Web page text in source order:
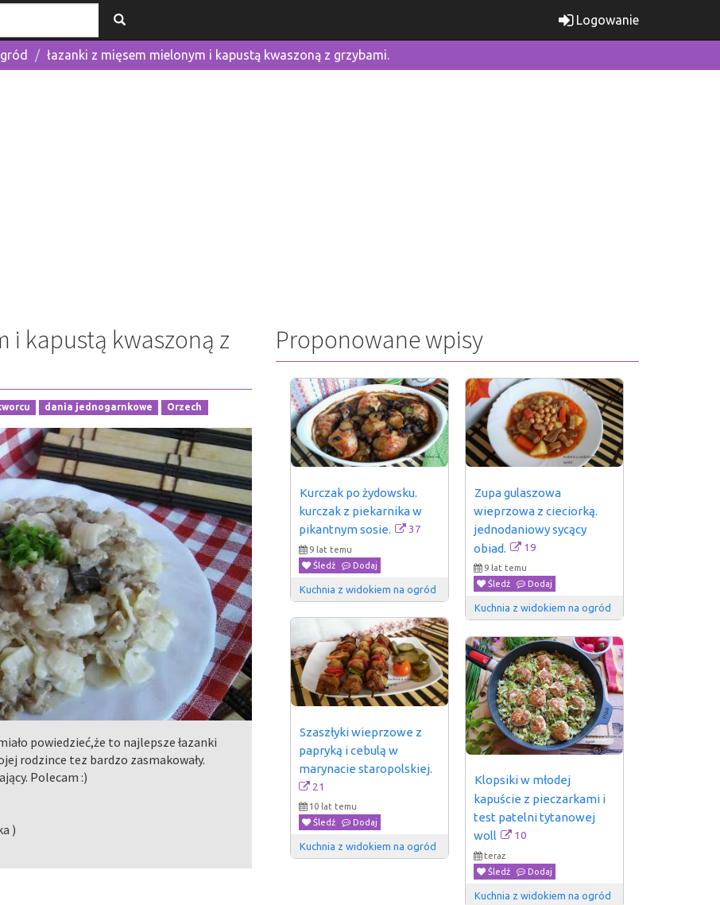
Logowanie
łazanki z mięsem mielonym i kapustą kwaszoną z grzybami.
i kapustą kwaszoną z
dania jednogarnkowe Orzech
powiedzieć,że to najlepsze łazanki
rodzince tez bardzo zasmakowały.
Polecam :)
)
Proponowane wpisy
Kurczak po żydowsku.
kurczak z piekarnika w
pikantnym sosie.
37
9 lat temu
Śledź
Dodaj
Kuchnia z widokiem na ogród
Zupa gulaszowa
wieprzowa z cieciorką.
jednodaniowy sycący
obiad.
19
9 lat temu
Śledź
Dodaj
Kuchnia z widokiem na ogród
Szaszłyki wieprzowe z
papryką i cebulą w
marynacie staropolskiej.
21
10 lat temu
Śledź
Dodaj
Kuchnia z widokiem na ogród
Klopsiki w młodej
kapuście z pieczarkami i
test patelni tytanowej
woll
10
teraz
Śledź
Dodaj
Kuchnia z widokiem na ogród